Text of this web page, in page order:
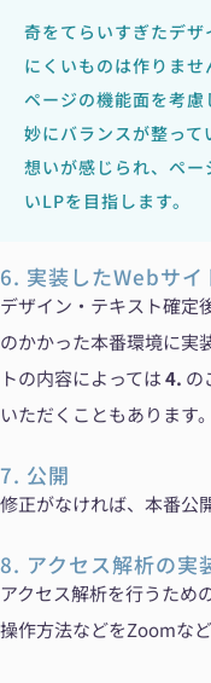
奇をてらいすぎたデ
にくいものは作りま
ページの機能面を考
妙にバランスが整っ
想いが感じられ、ペ
いLPを目指します。
6. 実装したWebサイ
デザイン・テキスト確定
のかかった本番環境に実
トの内容によっては4. の
いただくこともあります。
7. 公開
修正がなければ、本番公
8. アクセス解析の実
アクセス解析を行うため
操作方法などをZoomな